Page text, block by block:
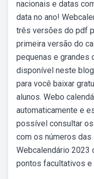
nacionais e datas
data no ano!
três versões do pdf
primeira versão do
pequenas e grandes
disponível neste
para você baixar
alunos. Webo
automaticamente e
possível consultar
com os números
Webcalendário 2023
pontos facultativos e